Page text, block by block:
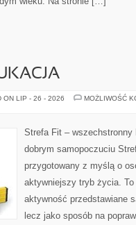
ON LIP - 26 - 2026
MOŻLIWOŚĆ
Strefa Fit –
dobrym samopoczuciu
przygotowany z myślą o
aktywniejszy tryb życia.
aktywność przedstawiane
lecz jako sposób na